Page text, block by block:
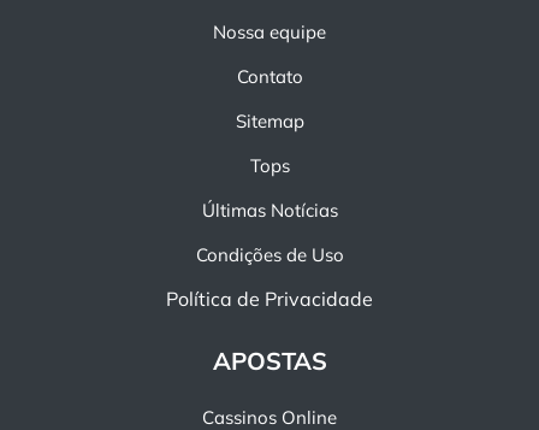
Nossa equipe
Contato
Sitemap
Tops
Últimas Notícias
Condições de Uso
Política de Privacidade
APOSTAS
Cassinos Online